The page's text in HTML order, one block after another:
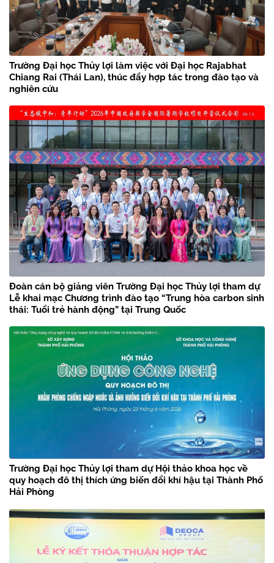
Trường Đại học Thủy lợi làm việc với Đại học Rajabhat
Chiang Rai (Thái Lan), thúc đẩy hợp tác trong đào tạo và
nghiên cứu
Đoàn cán bộ giảng viên Trường Đại học Thủy lợi tham dự
Lễ khai mạc Chương trình đào tạo “Trung hòa carbon sinh
thái: Tuổi trẻ hành động” tại Trung Quốc
Trường Đại học Thủy lợi tham dự Hội thảo khoa học về
quy hoạch đô thị thích ứng biến đổi khí hậu tại Thành Phố
Hải Phòng